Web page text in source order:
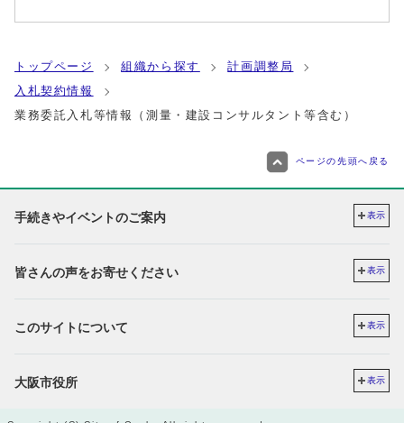
トップページ 組織から探す
計画調整局
入札契約情報
業務委託入札等情報（測量・建設コンサルタント等含む）
ページの先頭へ戻る
手続きやイベントのご案内 表示
皆さんの声をお寄せください 表示
このサイトについて 表示
大阪市役所 表示